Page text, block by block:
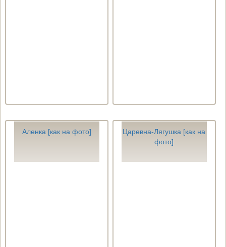
Аленка [как на фото]
Царевна-Лягушка [как на
фото]